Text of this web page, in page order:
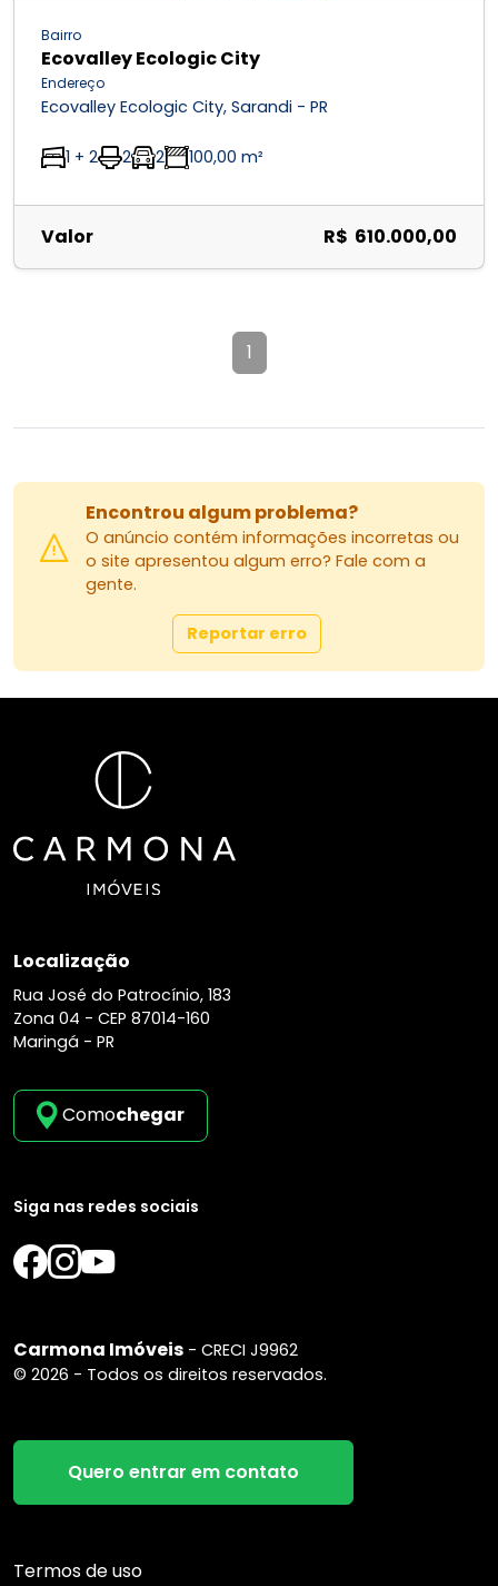
Bairro
Ecovalley Ecologic City
Endereço
Ecovalley Ecologic City, Sarandi - PR
1 + 2 2 2 100,00 m²
Valor R$ 610.000,00
1
Encontrou algum problema?
O anúncio contém informações incorretas ou
o site apresentou algum erro? Fale com a
gente.
Reportar erro
Localização
Rua José do Patrocínio, 183
Zona 04 - CEP 87014-160
Maringá - PR
Comochegar
Siga nas redes sociais
Carmona Imóveis - CRECI J9962
© 2026 - Todos os direitos reservados.
Quero entrar em contato
Termos de uso